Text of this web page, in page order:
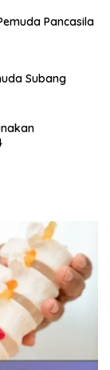
Pancasila
Subang